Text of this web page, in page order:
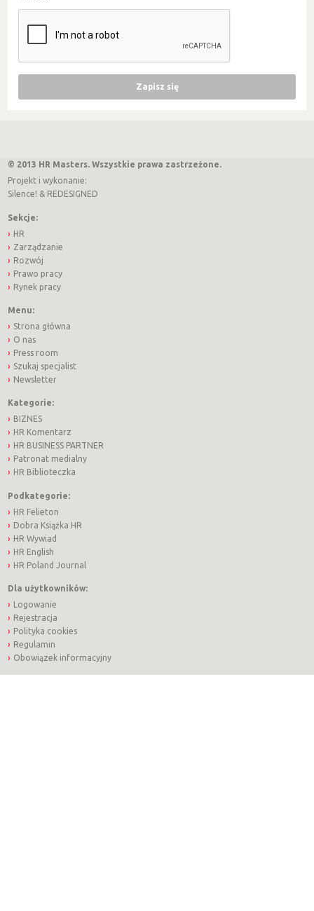
© 2013 HR Masters. Wszystkie prawa zastrzeżone.
Projekt i wykonanie:
Silence! & REDESIGNED
Sekcje:
HR
Zarządzanie
Rozwój
Prawo pracy
Rynek pracy
Menu:
Strona główna
O nas
Press room
Szukaj specjalist
Newsletter
Kategorie:
BIZNES
HR Komentarz
HR BUSINESS PARTNER
Patronat medialny
HR Biblioteczka
Podkategorie:
HR Felieton
Dobra Książka HR
HR Wywiad
HR English
HR Poland Journal
Dla użytkowników:
Logowanie
Rejestracja
Polityka cookies
Regulamin
Obowiązek informacyjny